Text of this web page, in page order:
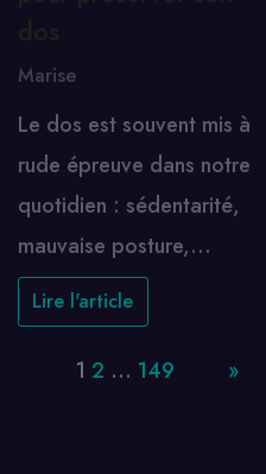
Marise
Le dos est souvent mis à
rude épreuve dans notre
quotidien : sédentarité,
mauvaise posture,…
Lire l'article
1 2 … 149 »